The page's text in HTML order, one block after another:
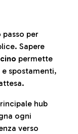
per
Sapere
permette
spostamenti,
hub
ogni
verso